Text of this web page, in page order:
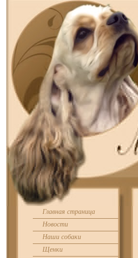
Главная страница
Новости
Наши собаки
Щенки